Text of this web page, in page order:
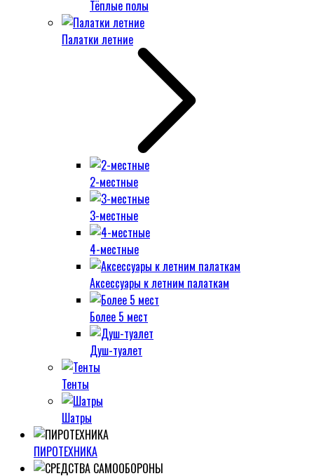
Тёплые полы
Палатки летние
2-местные
3-местные
4-местные
Аксессуары к летним палаткам
Более 5 мест
Душ-туалет
Тенты
Шатры
ПИРОТЕХНИКА